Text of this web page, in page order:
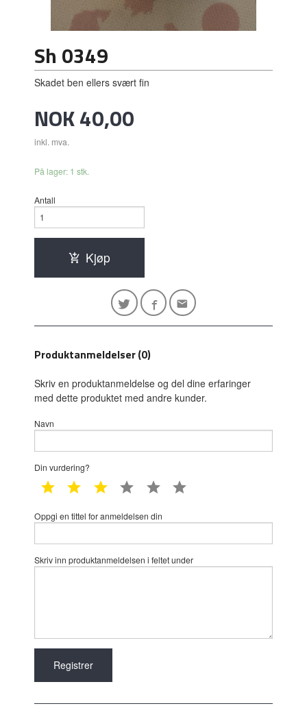
Sh 0349
Skadet ben ellers svært fin
Pris
NOK40,00
inkl. mva.
På lager: 1 stk.
Antall
Kjøp
Produktanmeldelser (0)
Skriv en produktanmeldelse og del dine erfaringer
med dette produktet med andre kunder.
Navn
Din vurdering?
1 star 2 star 3 star 4 star 5 star
Oppgi en tittel for anmeldelsen din
Skriv inn produktanmeldelsen i feltet under